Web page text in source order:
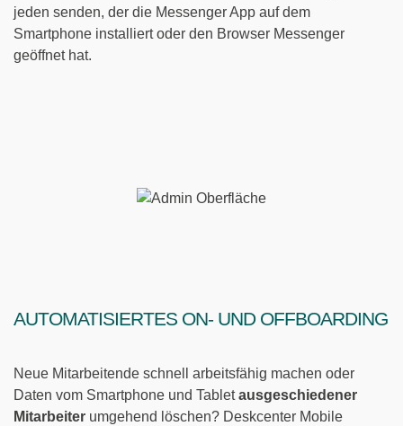
jeden senden, der die Messenger App auf dem
Smartphone installiert oder den Browser Messenger
geöffnet hat.
Automatisiertes On- und Offboarding
Neue Mitarbeitende schnell arbeitsfähig machen oder
Daten vom Smartphone und Tabletausgeschiedener
Mitarbeiter umgehend löschen? Deskcenter Mobile